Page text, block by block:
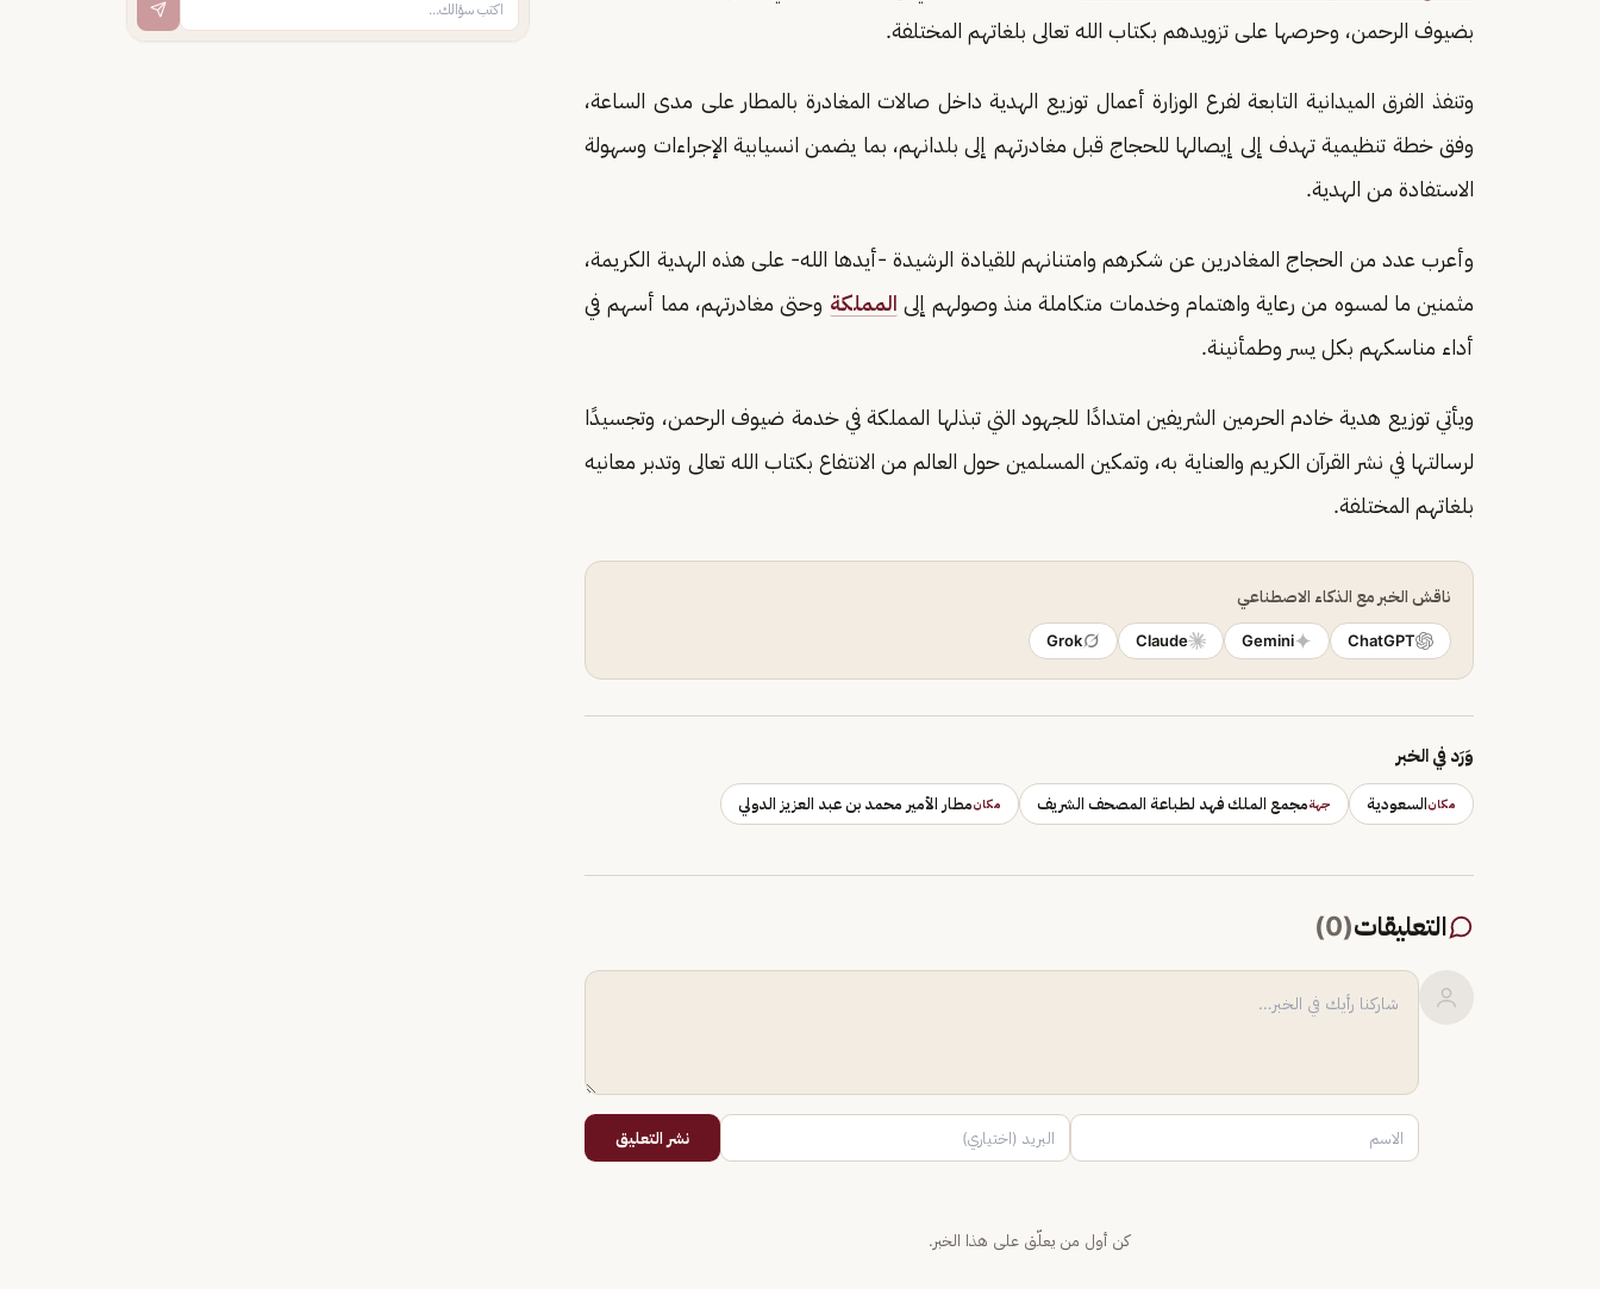
بضيوف الرحمن، وحرصها على تزويدهم بكتاب الله تعالى بلغاتهم المختلفة.
وتنفذ الفرق الميدانية التابعة لفرع الوزارة أعمال توزيع الهدية داخل صالات المغادرة بالمطار على مدى الساعة،
وفق خطة تنظيمية تهدف إلى إيصالها للحجاج قبل مغادرتهم إلى بلدانهم، بما يضمن انسيابية الإجراءات وسهولة
الاستفادة من الهدية.
وأعرب عدد من الحجاج المغادرين عن شكرهم وامتنانهم للقيادة الرشيدة -أيدها الله- على هذه الهدية الكريمة،
مثمنين ما لمسوه من رعاية واهتمام وخدمات متكاملة منذ وصولهم إلى المملكة وحتى مغادرتهم، مما أسهم في
أداء مناسكهم بكل يسر وطمأنينة.
ويأتي توزيع هدية خادم الحرمين الشريفين امتدادًا للجهود التي تبذلها المملكة في خدمة ضيوف الرحمن، وتجسيدًا
لرسالتها في نشر القرآن الكريم والعناية به، وتمكين المسلمين حول العالم من الانتفاع بكتاب الله تعالى وتدبر معانيه
بلغاتهم المختلفة.
ناقش الخبر مع الذكاء الاصطناعي
ChatGPT
Gemini
Claude
Grok
وَرَد في الخبر
مكانالسعودية جهةمجمع الملك فهد لطباعة المصحف الشريف مكانمطار الأمير محمد بن عبد العزيز الدولي
التعليقات(
0
)
نشر التعليق
كن أول من يعلّق على هذا الخبر.